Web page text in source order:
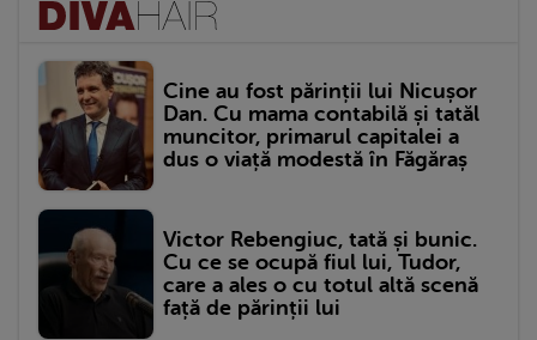
Cine au fost părinții lui Nicușor
Dan. Cu mama contabilă și tatăl
muncitor, primarul capitalei a
dus o viață modestă în Făgăraș
Victor Rebengiuc, tată și bunic.
Cu ce se ocupă fiul lui, Tudor,
care a ales o cu totul altă scenă
față de părinții lui